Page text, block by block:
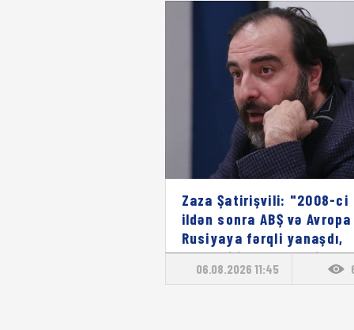
Zaza Şatirişvili: "2008-ci
ildən sonra ABŞ və Avropa
Rusiyaya fərqli yanaşdı,
2022-ci ildən sonra isə
vəziyyət tam dəyişdi"
06.08.2026 11:45